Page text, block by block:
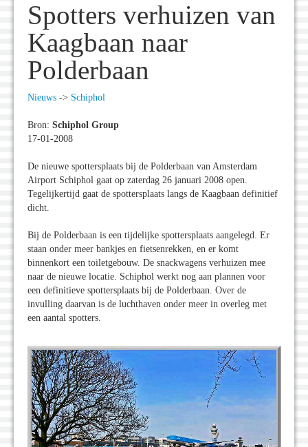
Spotters verhuizen van
Kaagbaan naar
Polderbaan
Nieuws -> Schiphol
Bron: Schiphol Group
17-01-2008
De nieuwe spottersplaats bij de Polderbaan van Amsterdam
Airport Schiphol gaat op zaterdag 26 januari 2008 open.
Tegelijkertijd gaat de spottersplaats langs de Kaagbaan definitief
dicht.
Bij de Polderbaan is een tijdelijke spottersplaats aangelegd. Er
staan onder meer bankjes en fietsenrekken, en er komt
binnenkort een toiletgebouw. De snackwagens verhuizen mee
naar de nieuwe locatie. Schiphol werkt nog aan plannen voor
een definitieve spottersplaats bij de Polderbaan. Over de
invulling daarvan is de luchthaven onder meer in overleg met
een aantal spotters.